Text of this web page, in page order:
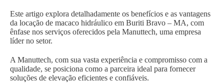
Este artigo explora detalhadamente os benefícios e as vantagens
da locação de macaco hidráulico em Buriti Bravo – MA, com
ênfase nos serviços oferecidos pela Manuttech, uma empresa
líder no setor.
A Manuttech, com sua vasta experiência e compromisso com a
qualidade, se posiciona como a parceira ideal para fornecer
soluções de elevação eficientes e confiáveis.